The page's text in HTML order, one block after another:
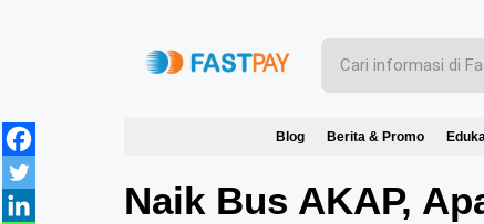
Blog Berita & Promo
Naik Bus AKAP,